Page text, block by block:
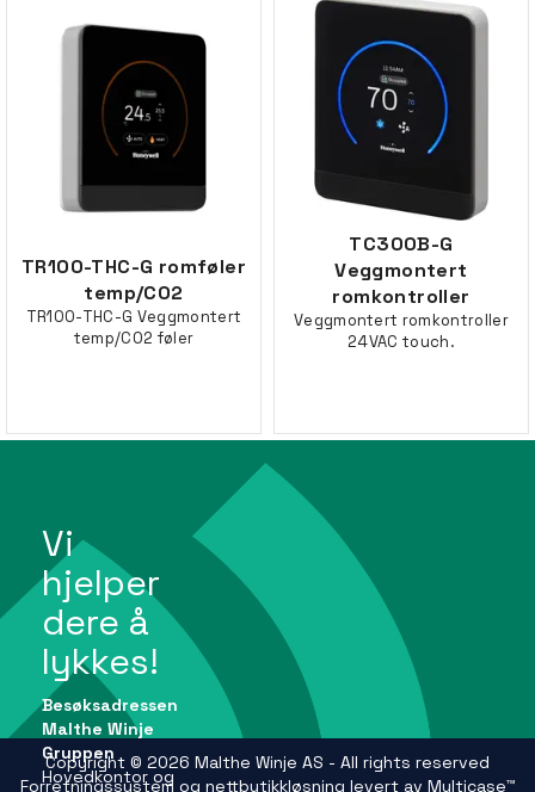
TR100-THC-G romføler
temp/CO2
TR100-THC-G Veggmontert
temp/CO2 føler
TC300B-G
Veggmontert
romkontroller
Veggmontert romkontroller
24VAC touch.
Vi
hjelper
dere å
lykkes!
Besøksadressen
Malthe Winje
Gruppen
Hovedkontor og
Copyright © 2026 Malthe Winje AS - All rights reserved
Forretningssystem og nettbutikkløsning levert av Multicase™